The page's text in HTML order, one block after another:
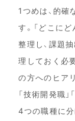
1つめは、的
す。「どこに
整理し、課題
理しておく必
の方へのヒア
「技術開発職」
4つの職種に